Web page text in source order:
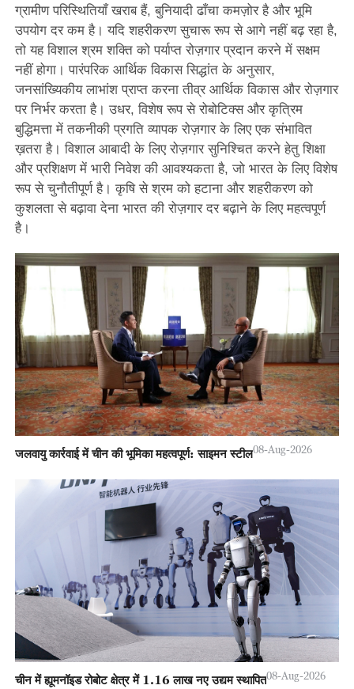
ग्रामीण परिस्थितियाँ खराब हैं, बुनियादी ढाँचा कमज़ोर है और भूमि
उपयोग दर कम है। यदि शहरीकरण सुचारू रूप से आगे नहीं बढ़ रहा है,
तो यह विशाल श्रम शक्ति को पर्याप्त रोज़गार प्रदान करने में सक्षम
नहीं होगा। पारंपरिक आर्थिक विकास सिद्धांत के अनुसार,
जनसांख्यिकीय लाभांश प्राप्त करना तीव्र आर्थिक विकास और रोज़गार
पर निर्भर करता है। उधर, विशेष रूप से रोबोटिक्स और कृत्रिम
बुद्धिमत्ता में तकनीकी प्रगति व्यापक रोज़गार के लिए एक संभावित
ख़तरा है। विशाल आबादी के लिए रोज़गार सुनिश्चित करने हेतु शिक्षा
और प्रशिक्षण में भारी निवेश की आवश्यकता है, जो भारत के लिए विशेष
रूप से चुनौतीपूर्ण है। कृषि से श्रम को हटाना और शहरीकरण को
कुशलता से बढ़ावा देना भारत की रोज़गार दर बढ़ाने के लिए महत्वपूर्ण
है।
जलवायु कार्रवाई में चीन की भूमिका महत्वपूर्ण: साइमन स्टील08-Aug-2026
चीन में ह्यूमनॉइड रोबोट क्षेत्र में 1.16 लाख नए उद्यम स्थापित08-Aug-2026